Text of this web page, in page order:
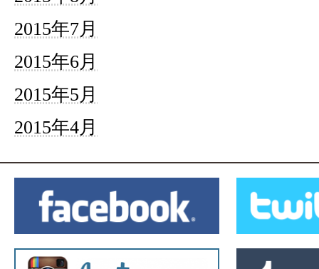
2015年7月
2015年6月
2015年5月
2015年4月